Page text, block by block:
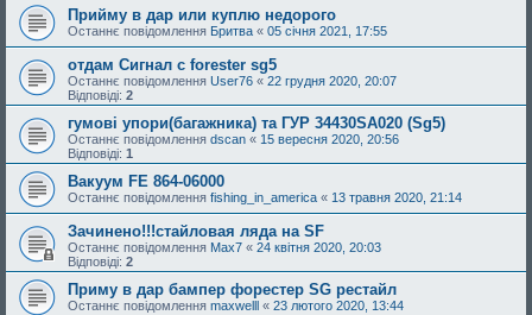
Прийму в дар или куплю недорого
Останнє повідомлення Бритва « 05 січня 2021, 17:55
отдам Сигнал с forester sg5
Останнє повідомлення User76 « 22 грудня 2020, 20:07
Відповіді: 2
гумові упори(багажника) та ГУР 34430SA020 (Sg5)
Останнє повідомлення dscan « 15 вересня 2020, 20:56
Відповіді: 1
Вакуум FE 864-06000
Останнє повідомлення fishing_in_america « 13 травня 2020, 21:14
Зачинено!!!стайловая ляда на SF
Останнє повідомлення Max7 « 24 квітня 2020, 20:03
Відповіді: 2
Приму в дар бампер форестер SG рестайл
Останнє повідомлення maxwelll « 23 лютого 2020, 13:44